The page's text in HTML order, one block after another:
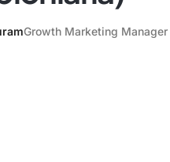
Growth Marketing Manager